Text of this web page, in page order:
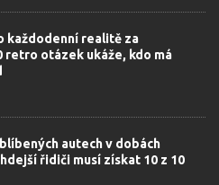
každodenní realitě za
retro otázek ukáže, kdo má
autech v dobách
řidiči musí získat 10 z 10